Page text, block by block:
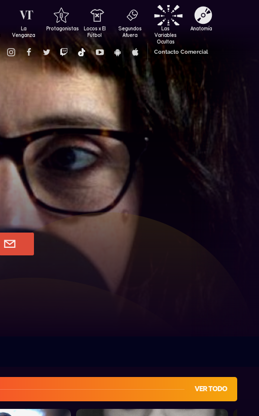
La
Venganza
Protagonistas
Locos x El
Fútbol
Segundos
Afuera
Las
Variables
Ocultas
Anatomía
Contacto Comercial
VER TODO